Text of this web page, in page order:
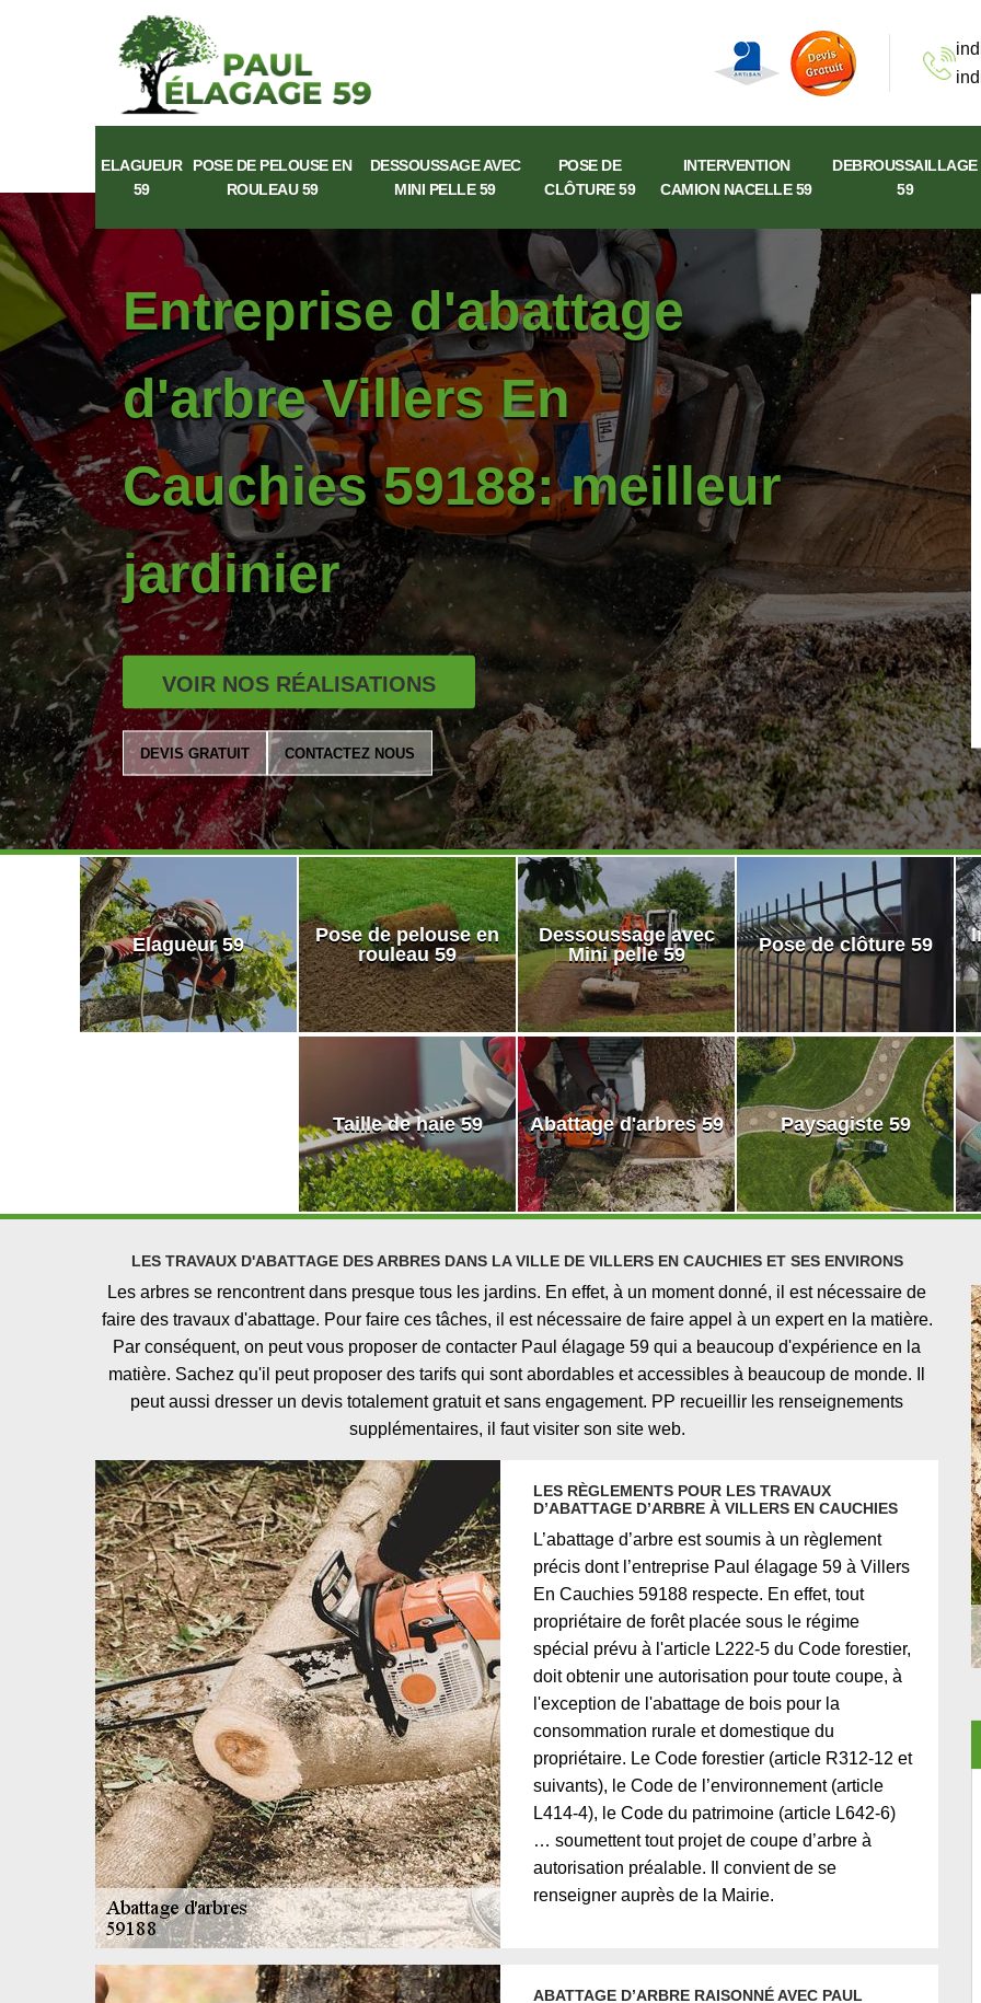
ELAGUEUR
59
POSE DE PELOUSE EN
ROULEAU 59
DESSOUSSAGE AVEC
MINI PELLE 59
POSE DE
CLÔTURE 59
INTERVENTION
CAMION NACELLE 59
DEBROUSSAILLAGE
59
Entreprise d'abattage
d'arbre Villers En
Cauchies 59188: meilleur
jardinier
VOIR NOS RÉALISATIONS
DEVIS GRATUIT CONTACTEZ NOUS
Elagueur 59
Pose de pelouse en
rouleau 59
Dessoussage avec
Mini pelle 59
Pose de clôture 59
Taille de haie 59 Abattage d'arbres 59 Paysagiste 59
LES TRAVAUX D'ABATTAGE DES ARBRES DANS LA VILLE DE VILLERS EN CAUCHIES ET SES ENVIRONS
Les arbres se rencontrent dans presque tous les jardins. En effet, à un moment donné, il est nécessaire de
faire des travaux d'abattage. Pour faire ces tâches, il est nécessaire de faire appel à un expert en la matière.
Par conséquent, on peut vous proposer de contacter Paul élagage 59 qui a beaucoup d'expérience en la
matière. Sachez qu'il peut proposer des tarifs qui sont abordables et accessibles à beaucoup de monde. Il
peut aussi dresser un devis totalement gratuit et sans engagement. PP recueillir les renseignements
supplémentaires, il faut visiter son site web.
LES RÈGLEMENTS POUR LES TRAVAUX
D’ABATTAGE D’ARBRE À VILLERS EN CAUCHIES
L’abattage d’arbre est soumis à un règlement
précis dont l’entreprise Paul élagage 59 à Villers
En Cauchies 59188 respecte. En effet, tout
propriétaire de forêt placée sous le régime
spécial prévu à l'article L222-5 du Code forestier,
doit obtenir une autorisation pour toute coupe, à
l'exception de l'abattage de bois pour la
consommation rurale et domestique du
propriétaire. Le Code forestier (article R312-12 et
suivants), le Code de l’environnement (article
L414-4), le Code du patrimoine (article L642-6)
… soumettent tout projet de coupe d’arbre à
autorisation préalable. Il convient de se
renseigner auprès de la Mairie.
ABATTAGE D’ARBRE RAISONNÉ AVEC PAUL